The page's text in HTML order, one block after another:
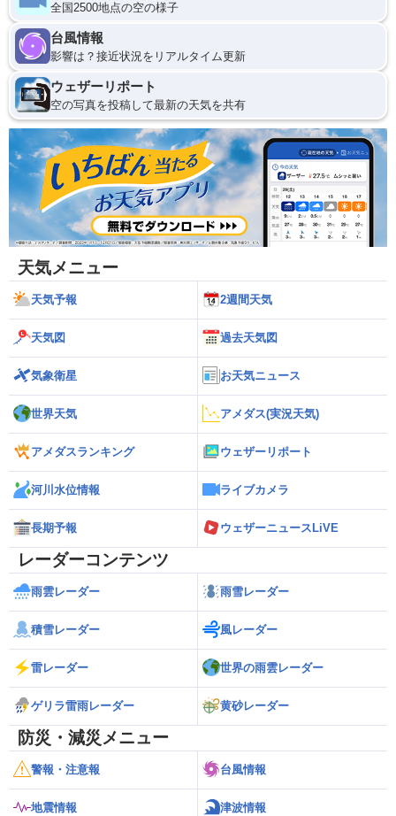
全国2500地点の空の様子
台風情報
影響は？接近状況をリアルタイム更新
ウェザーリポート
空の写真を投稿して最新の天気を共有
天気メニュー
天気予報 2週間天気
天気図 過去天気図
気象衛星 お天気ニュース
世界天気 アメダス(実況天気)
アメダスランキング ウェザーリポート
河川水位情報 ライブカメラ
長期予報 ウェザーニュースLiVE
レーダーコンテンツ
雨雲レーダー 雨雪レーダー
積雪レーダー 風レーダー
雷レーダー 世界の雨雲レーダー
ゲリラ雷雨レーダー 黄砂レーダー
防災・減災メニュー
警報・注意報 台風情報
地震情報 津波情報